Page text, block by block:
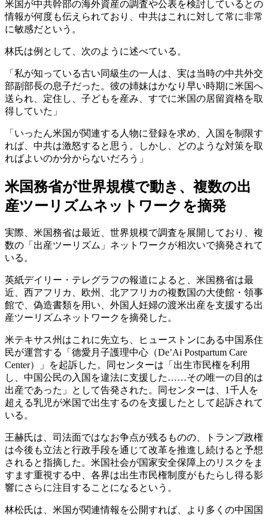
米国が中共幹部の海外資産の調査や公表を検討しているとの
情報が何度も伝えられており、中共はこれに対して常に非常
に敏感だという。
林氏は例として、次のように述べている。
「私が知っている古い同級生の一人は、実は当時の中共外交
部副部長の息子だった。彼の姉妹はかなり早い時期に米国へ
送られ、定住し、子どもを産み、すでに米国の居留資格を取
得していた」
「いったん米国が関連する人物に登録を求め、入国を制限す
れば、中共は激怒すると思う。しかし、どのような対策を取
ればよいのか分からないだろう」
米国務省が世界規模で動き、複数の出
産ツーリズムネットワークを摘発
実際、米国務省は最近、世界規模で調査を展開しており、複
数の「出産ツーリズム」ネットワークが相次いで摘発されて
いる。
英紙デイリー・テレグラフの報道によると、米国務省は最
近、西アフリカ、欧州、北アフリカの複数国の大使館・領事
館で、偽造書類を用い、外国人妊婦の渡米出産を支援する出
産ツーリズムネットワークを摘発した。
米テキサス州はこれに先立ち、ヒューストンにある中国系住
民が運営する「德愛月子護理中心（De’Ai Postpartum Care
Center）」を起訴した。同センターは「出生市民権を利用
し、中国公民の入国を違法に支援した……その唯一の目的は
出産であった」として告発された。同センターは、1千人を
超える乳児が米国で出生するのを支援したとして起訴されて
いる。
王赫氏は、司法面ではなお争点が残るものの、トランプ政権
は今後も立法と行政手段を通じて改革を推進し続けると予想
されると指摘した。米国社会が国家安全保障上のリスクをま
すます重視する中、各界は出生市民権制度がもたらし得る影
響にさらに注目することになるという。
林松氏は、米国が関連情報を公開すれば、より多くの中国国